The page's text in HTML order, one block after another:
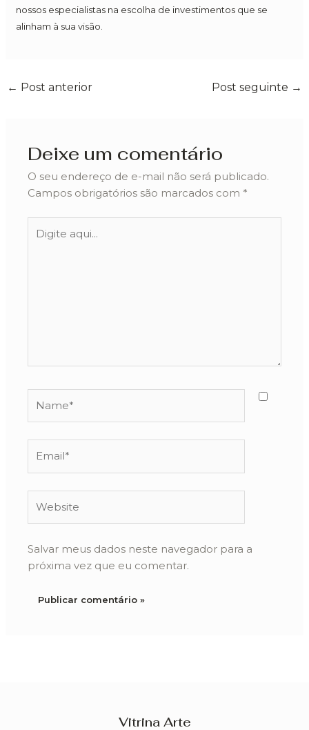
nossos especialistas na escolha de investimentos que se
alinham à sua visão.
← Post anterior Post seguinte →
Deixe um comentário
O seu endereço de e-mail não será publicado.
Campos obrigatórios são marcados com *
aqui...
Salvar meus dados neste navegador para a
próxima vez que eu comentar.
Vitrina Arte